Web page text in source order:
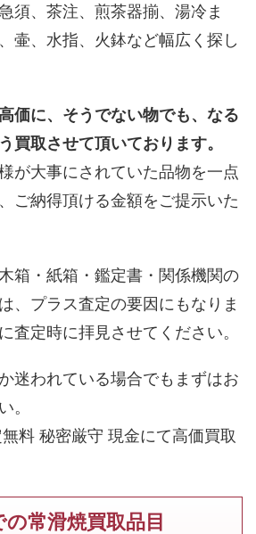
須、茶注、煎茶器揃、湯冷ま
壷、水指、火鉢など幅広く探し
価に、そうでない物でも、なる
買取させて頂いております。
が大事にされていた品物を一点
ご納得頂ける金額をご提示いた
箱・紙箱・鑑定書・関係機関の
、プラス査定の要因にもなりま
査定時に拝見させてください。
迷われている場合でもまずはお
。
料 秘密厳守 現金にて高価買取
常滑焼買取品目